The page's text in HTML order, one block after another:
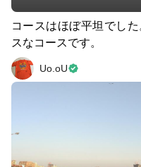
コースはほぼ平坦でし
スなコースです。
Uo.oU